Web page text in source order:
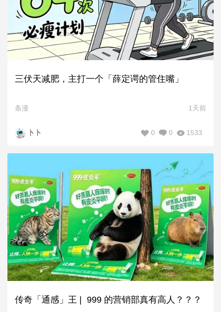
三伏天减肥，主打一个「薛定谔的管住嘴」
条漫 1天前
卜卜 1533
0
0
传奇「通感」王 | 999 的营销部真有高人？？？